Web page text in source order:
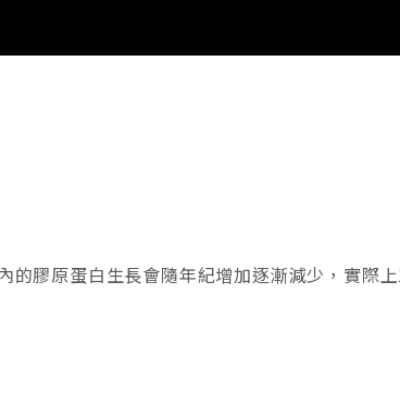
膠原蛋白生長會隨年紀增加逐漸減少，實際